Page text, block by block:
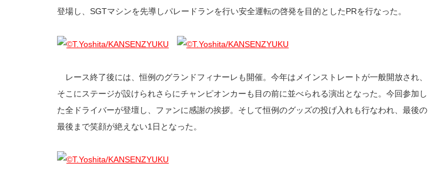
登場し、SGTマシンを先導しパレードランを行い安全運転の啓発を目的としたPRを行なった。
レース終了後には、恒例のグランドフィナーレも開催。今年はメインストレートが一般開放され、
そこにステージが設けられさらにチャンピオンカーも目の前に並べられる演出となった。今回参加し
た全ドライバーが登壇し、ファンに感謝の挨拶。そして恒例のグッズの投げ入れも行なわれ、最後の
最後まで笑顔が絶えない1日となった。